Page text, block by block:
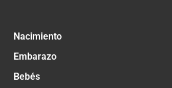
Nacimiento
Embarazo
Bebés